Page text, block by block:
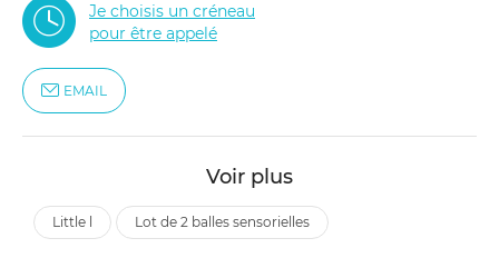
Je choisis un créneau
pour être appelé
EMAIL
Voir plus
little l lot de 2 balles sensorielles